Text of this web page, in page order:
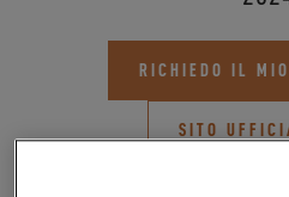
RICHIEDO IL
SITO